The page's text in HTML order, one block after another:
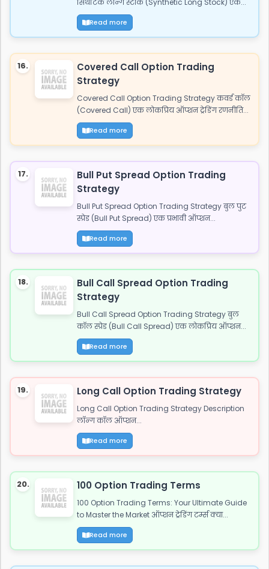
Read more
16.
Covered Call Option Trading
Strategy
Covered Call Option Trading Strategy कवर्ड कॉल
(Covered Call) एक लोकप्रिय ऑप्शन ट्रेडिंग रणनीति...
Read more
17.
Bull Put Spread Option Trading
Strategy
Bull Put Spread Option Trading Strategy बुल पुट
स्प्रेड (Bull Put Spread) एक प्रभावी ऑप्शन...
Read more
18.
Bull Call Spread Option Trading
Strategy
Bull Call Spread Option Trading Strategy बुल
कॉल स्प्रेड (Bull Call Spread) एक लोकप्रिय ऑप्शन...
Read more
19. Long Call Option Trading Strategy
Long Call Option Trading Strategy Description
लॉन्ग कॉल ऑप्शन...
Read more
20. 100 Option Trading Terms
100 Option Trading Terms: Your Ultimate Guide
to Master the Market ऑप्शन ट्रेडिंग टर्म्स क्या...
Read more